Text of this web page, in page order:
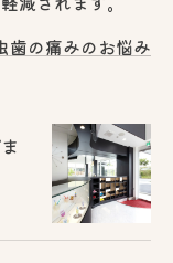
歯の痛みのお悩み